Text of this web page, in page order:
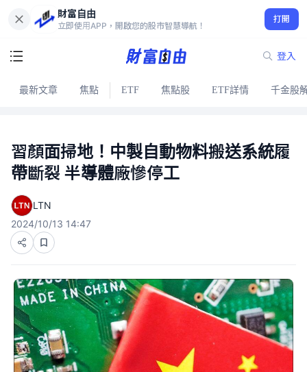
財富自由
立即使用APP，開啟您的股市智慧導航！
打開
登入
最新文章 焦點 ETF 焦點股 ETF詳情 千金股
習顏面掃地！中製自動物料搬送系統履
帶斷裂 半導體廠慘停工
LTN
2024/10/13 14:47